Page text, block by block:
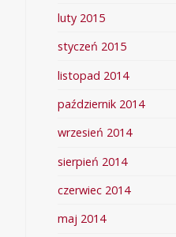
luty 2015
styczeń 2015
listopad 2014
październik 2014
wrzesień 2014
sierpień 2014
czerwiec 2014
maj 2014